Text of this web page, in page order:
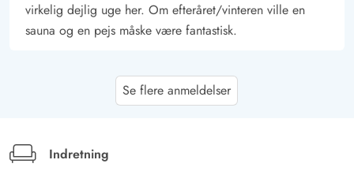
virkelig dejlig uge her. Om efteråret/vinteren ville en
sauna og en pejs måske være fantastisk.
Bordfodboldbordet i huset er en god aktivitet for alle
Se flere anmeldelser
Indretning